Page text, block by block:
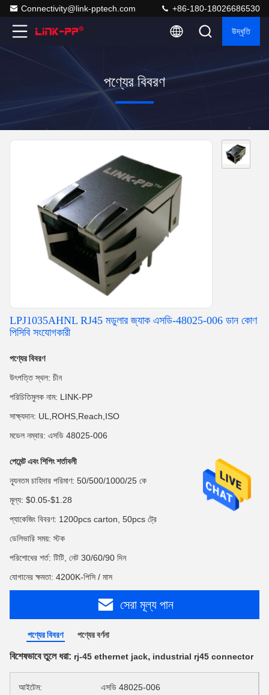
Connectivity@link-pptech.com +86-180-18026686530
উদ্ধৃতি
পণ্যের বিবরণ
LPJ1035AHNL RJ45 মডুলার জ্যাক এসডি-48025-006 ডান কোণ
পিসিবি সংযোগকারী
পণ্যের বিবরণ
উৎপত্তি স্থল: চীন
পরিচিতিমুলক নাম: LINK-PP
সাক্ষ্যদান: UL,ROHS,Reach,ISO
মডেল নম্বার: এসডি 48025-006
পেমেন্ট এবং শিপিং শর্তাবলী
ন্যূনতম চাহিদার পরিমাণ: 50/500/1000/25 কে
মূল্য: $0.05-$1.28
প্যাকেজিং বিবরণ: 1200pcs carton, 50pcs ট্রে
ডেলিভারি সময়: স্টক
পরিশোধের শর্ত: টিটি, নেট 30/60/90 দিন
যোগানের ক্ষমতা: 4200K-পিসি / মাস
সেরা মূল্য পান
পণ্যের বিবরণ পণ্যের বর্ণনা
বিশেষভাবে তুলে ধরা: rj-45 ethernet jack, industrial rj45 connector
আইটেম: এসডি 48025-006